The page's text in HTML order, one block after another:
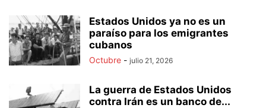
Estados Unidos ya no es un
paraíso para los emigrantes
cubanos
Octubre - julio 21, 2026
La guerra de Estados Unidos
contra Irán es un banco de...